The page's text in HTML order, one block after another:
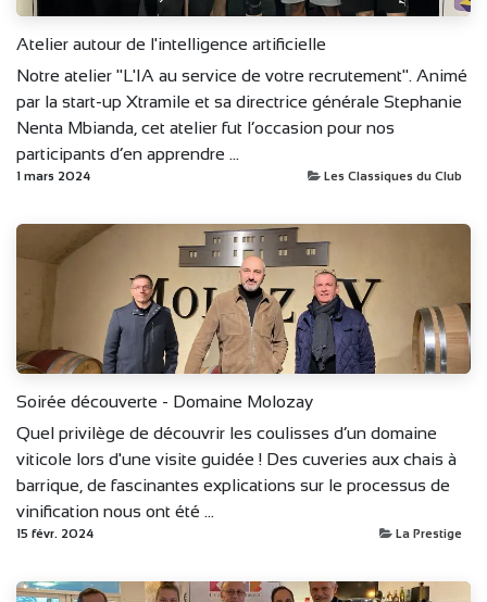
Atelier autour de l'intelligence artificielle
Notre atelier "L'IA au service de votre recrutement". Animé
par la start-up Xtramile et sa directrice générale Stephanie
Nenta Mbianda, cet atelier fut l’occasion pour nos
participants d’en apprendre ...
1 mars 2024 Les Classiques du Club
Soirée découverte - Domaine Molozay
Quel privilège de découvrir les coulisses d’un domaine
viticole lors d'une visite guidée ! Des cuveries aux chais à
barrique, de fascinantes explications sur le processus de
vinification nous ont été ...
15 févr. 2024 La Prestige